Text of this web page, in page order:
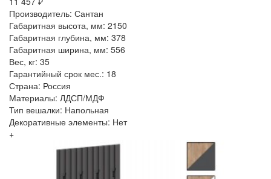
Производитель: Сантан
Габаритная высота, мм: 2150
Габаритная глубина, мм: 378
Габаритная ширина, мм: 556
Вес, кг: 35
Гарантийный срок мес.: 18
Страна: Россия
Материалы: ЛДСП/МДФ
Тип вешалки: Напольная
Декоративные элементы: Нет
+